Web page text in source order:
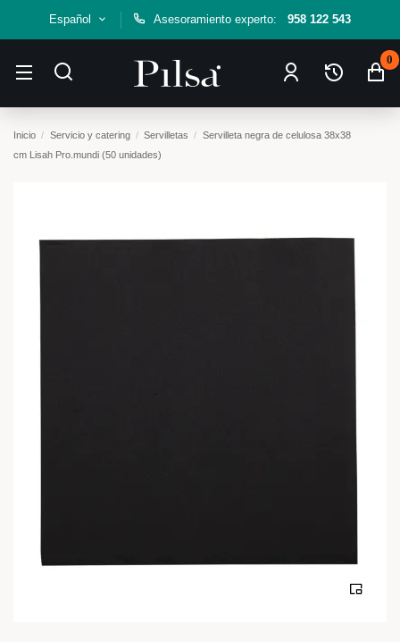
Español Asesoramiento experto: 958 122 543
0
Inicio Servicio y catering Servilletas
Servilleta negra de celulosa 38x38
cm Lisah Pro.mundi (50 unidades)